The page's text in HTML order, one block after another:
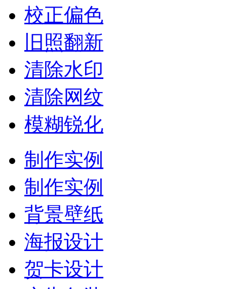
校正偏色
旧照翻新
清除水印
清除网纹
模糊锐化
制作实例
制作实例
背景壁纸
海报设计
贺卡设计